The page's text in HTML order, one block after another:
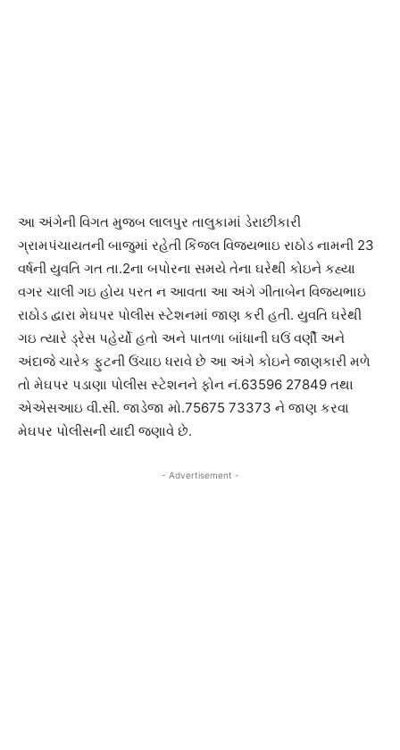
આ અંગેની વિગત મુજબ લાલપુર તાલુકામાં ડેરાછીકારી
ગ્રામપંચાયતની બાજુમાં રહેતી કિંજલ વિજયભાઇ રાઠોડ નામની 23
વર્ષની યુવતિ ગત તા.2ના બપોરના સમયે તેના ઘરેથી કોઇને કહ્યા
વગર ચાલી ગઇ હોય પરત ન આવતા આ અંગે ગીતાબેન વિજયભાઇ
રાઠોડ દ્વારા મેઘપર પોલીસ સ્ટેશનમાં જાણ કરી હતી. યુવતિ ઘરેથી
ગઇ ત્યારે ડ્રેસ પહેર્યો હતો અને પાતળા બાંધાની ઘઉં વર્ણી અને
અંદાજે ચારેક ફુટની ઉંચાઇ ધરાવે છે આ અંગે કોઇને જાણકારી મળે
તો મેઘપર પડાણા પોલીસ સ્ટેશનને ફોન નં.63596 27849 તથા
એએસઆઇ વી.સી. જાડેજા મો.75675 73373 ને જાણ કરવા
મેઘપર પોલીસની યાદી જણાવે છે.
- Advertisement -